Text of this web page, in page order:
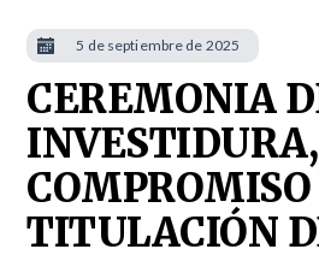
CEREMONIA
INVESTIDURA,
COMPROMISO
TITULACIÓN
5 de septiembre de 2025